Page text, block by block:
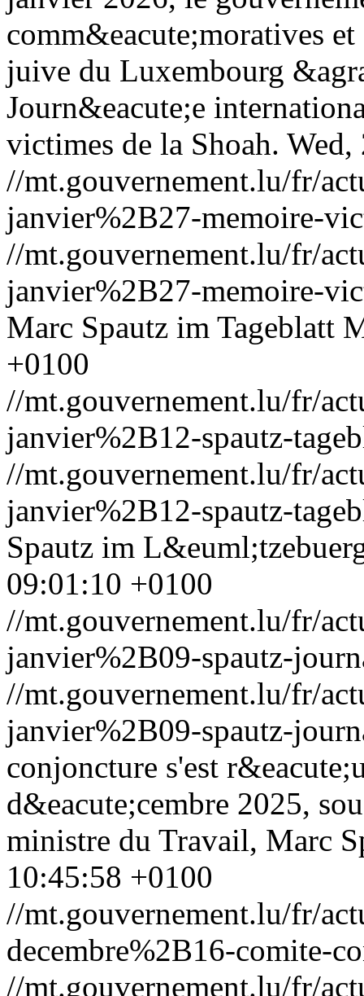
comm&eacute;moratives
juive du Luxembourg
Journ&eacute;e
victimes de la Shoah. Wed,
//mt.gouvernement.lu/fr/
janvier%2B27-memoire-
//mt.gouvernement.lu/fr/
janvier%2B27-memoire-
Marc Spautz im Tageblatt
+0100
//mt.gouvernement.lu/fr/
janvier%2B12-spautz-
//mt.gouvernement.lu/fr/
janvier%2B12-spautz-
Spautz im
09:01:10 +0100
//mt.gouvernement.lu/fr/
janvier%2B09-spautz-
//mt.gouvernement.lu/fr/
janvier%2B09-spautz-
conjoncture s'est
d&eacute;cembre 2025,
ministre du Travail, Marc
10:45:58 +0100
//mt.gouvernement.lu/fr/
decembre%2B16-comite-
//mt.gouvernement.lu/fr/